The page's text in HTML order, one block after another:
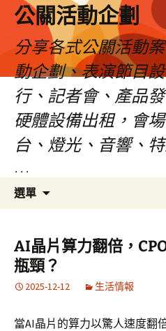
公關活動企劃
分享各式公關活動
動企劃、表演節目
行、記者會、產品
硬體設備出租，會
台、燈光、音響、
…
選單
要
內
容
AI晶片算力翻倍，
瓶頸？
2025-12-12 生活情報
當AI晶片的算力以驚人速度翻